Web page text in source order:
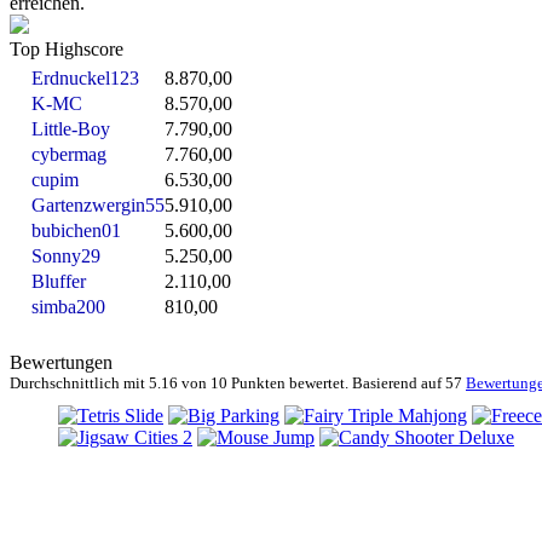
Top Highscore
Erdnuckel123
8.870,00
K-MC
8.570,00
Little-Boy
7.790,00
cybermag
7.760,00
cupim
6.530,00
Gartenzwergin555.910,00
bubichen01
5.600,00
Sonny29
5.250,00
Bluffer
2.110,00
simba200
810,00
Bewertungen
Durchschnittlich mit 5.16 von 10 Punkten bewertet. Basierend auf57